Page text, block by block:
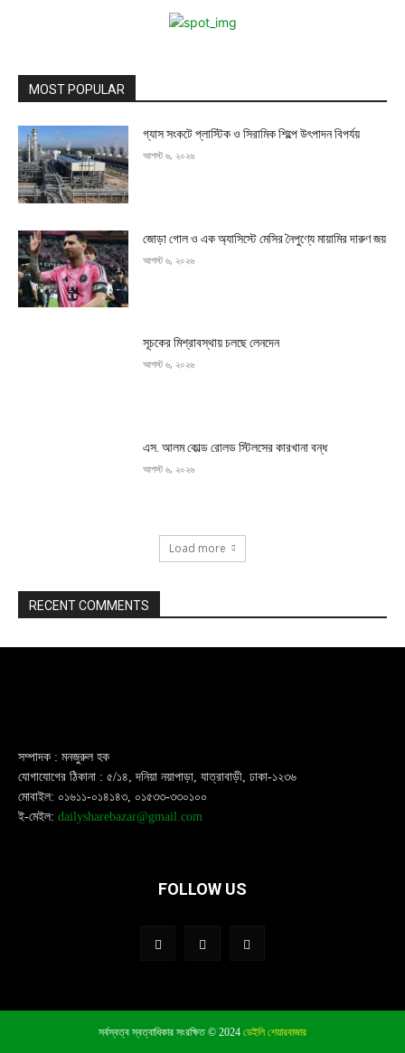
MOST POPULAR
গ্যাস সংকটে প্লাস্টিক ও সিরামিক শিল্পে উৎপাদন বিপর্যয়
আগস্ট ৬, ২০২৬
জোড়া গোল ও এক অ্যাসিস্টে মেসির নৈপুণ্যে মায়ামির দারুণ জয়
আগস্ট ৬, ২০২৬
সূচকের মিশ্রাবস্থায় চলছে লেনদেন
আগস্ট ৬, ২০২৬
এস. আলম কোল্ড রোলড স্টিলসের কারখানা বন্ধ
আগস্ট ৬, ২০২৬
Load more
RECENT COMMENTS
সম্পাদক : মনজুরুল হক
যোগাযোগের ঠিকানা : ৫/১৪, দনিয়া নয়াপাড়া, যাত্রাবাড়ী, ঢাকা-১২৩৬
মোবাইল: ০১৬১১-০১৪১৪৩, ০১৫৩৩-৩৩০১০০
ই-মেইল: dailysharebazar@gmail.com
FOLLOW US
সর্বস্বত্ব স্বত্বাধিকার সংরক্ষিত © 2024 ডেইলি শেয়ারবাজার